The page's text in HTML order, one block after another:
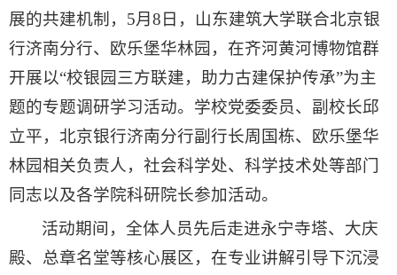
展的共建机制，5月8日，山东建筑大学联合北京银
行济南分行、欧乐堡华林园，在齐河黄河博物馆群
开展以“校银园三方联建，助力古建保护传承”为主
题的专题调研学习活动。学校党委委员、副校长邱
立平，北京银行济南分行副行长周国栋、欧乐堡华
林园相关负责人，社会科学处、科学技术处等部门
同志以及各学院科研院长参加活动。
活动期间，全体人员先后走进永宁寺塔、大庆
殿、总章名堂等核心展区，在专业讲解引导下沉浸